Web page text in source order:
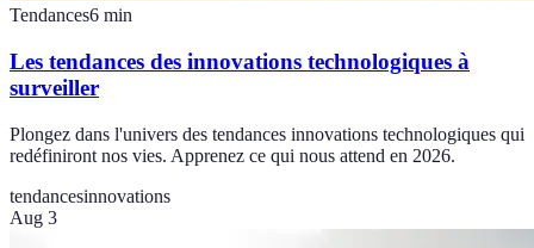
Tendances6 min
Les tendances des innovations technologiques à
surveiller
Plongez dans l'univers des tendances innovations technologiques qui
redéfiniront nos vies. Apprenez ce qui nous attend en 2026.
tendancesinnovations
Aug 3